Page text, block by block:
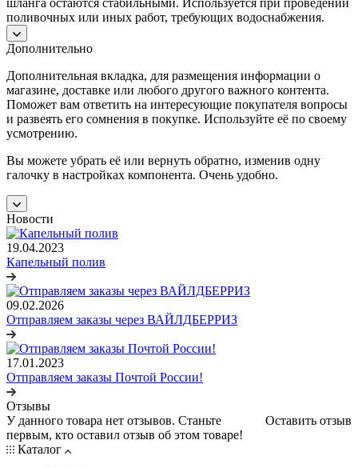
поливочных или иных работ, требующих водоснабжения.
Дополнительно
Дополнительная вкладка, для размещения информации о
магазине, доставке или любого другого важного контента.
Поможет вам ответить на интересующие покупателя вопросы
и развеять его сомнения в покупке. Используйте её по своему
усмотрению.
Вы можете убрать её или вернуть обратно, изменив одну
галочку в настройках компонента. Очень удобно.
Новости
19.04.2023
Капельный полив
09.02.2026
Отправляем заказы через ВАЙЛДБЕРРИЗ
17.01.2023
Отправляем заказы Почтой России!
Отзывы
Оставить отзыв
У данного товара нет отзывов. Станьте
первым, кто оставил отзыв об этом товаре!
Каталог